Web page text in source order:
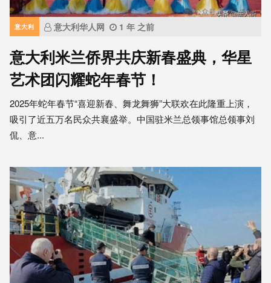
意大利 意大利华人网 1 年 之前
意大利米兰侨界共庆新春盛典，华星
艺术团闪耀蛇年春节！
2025年蛇年春节“喜迎新春、舞龙舞狮”大联欢在此隆重上演，
吸引了近五万名民众共襄盛举。中国驻米兰总领事馆总领事刘
侃、意...